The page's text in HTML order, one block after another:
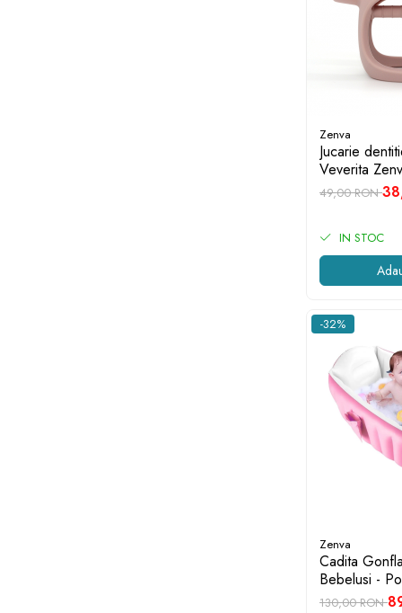
Zenva
Jucarie
Veverita
alimentar,
Roz
49,00 RON
IN STOC
-32%
Zenva
Cadita
Bebelusi -
Ultra
130,00 RON